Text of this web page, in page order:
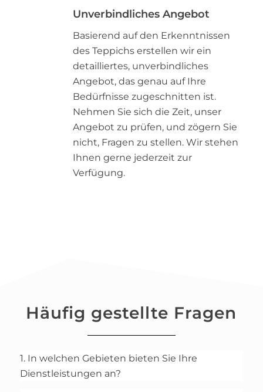
Unverbindliches Angebot
Basierend auf den Erkenntnissen
des Teppichs erstellen wir ein
detailliertes, unverbindliches
Angebot, das genau auf Ihre
Bedürfnisse zugeschnitten ist.
Nehmen Sie sich die Zeit, unser
Angebot zu prüfen, und zögern Sie
nicht, Fragen zu stellen. Wir stehen
Ihnen gerne jederzeit zur
Verfügung.
Häufig gestellte Fragen
1. In welchen Gebieten bieten Sie Ihre
Dienstleistungen an?